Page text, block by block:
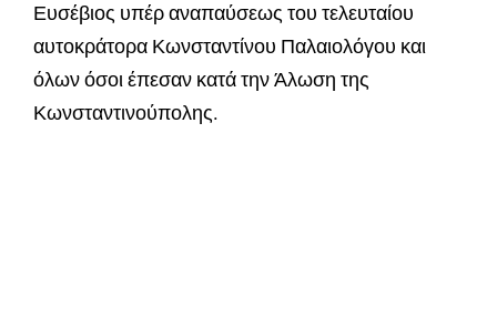
Ευσέβιος υπέρ αναπαύσεως του τελευταίου
αυτοκράτορα Κωνσταντίνου Παλαιολόγου και
όλων όσοι έπεσαν κατά την Άλωση της
Κωνσταντινούπολης.